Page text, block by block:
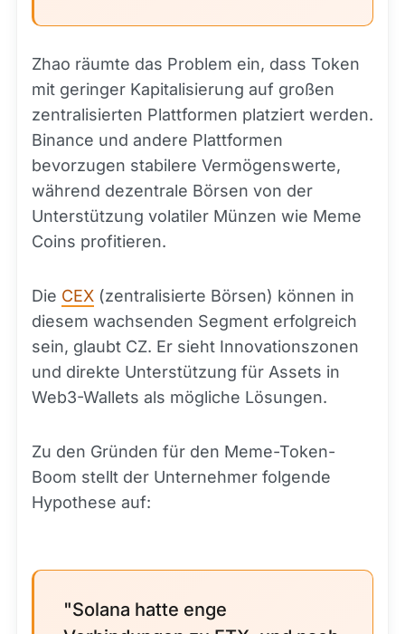
Zhao räumte das Problem ein, dass Token
mit geringer Kapitalisierung auf großen
zentralisierten Plattformen platziert werden.
Binance und andere Plattformen
bevorzugen stabilere Vermögenswerte,
während dezentrale Börsen von der
Unterstützung volatiler Münzen wie Meme
Coins profitieren.
Die CEX (zentralisierte Börsen) können in
diesem wachsenden Segment erfolgreich
sein, glaubt CZ. Er sieht Innovationszonen
und direkte Unterstützung für Assets in
Web3-Wallets als mögliche Lösungen.
Zu den Gründen für den Meme-Token-
Boom stellt der Unternehmer folgende
Hypothese auf:
"Solana hatte enge